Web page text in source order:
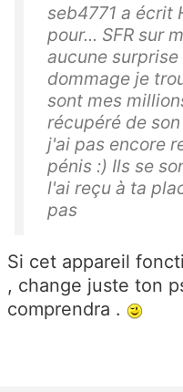
seb4771 a écrit
pour... SFR sur
aucune
dommage je
sont mes
récupéré de
j'ai pas encore
pénis :) Ils se
l'ai reçu à ta
pas
Si cet appareil
, change juste ton
comprendra .